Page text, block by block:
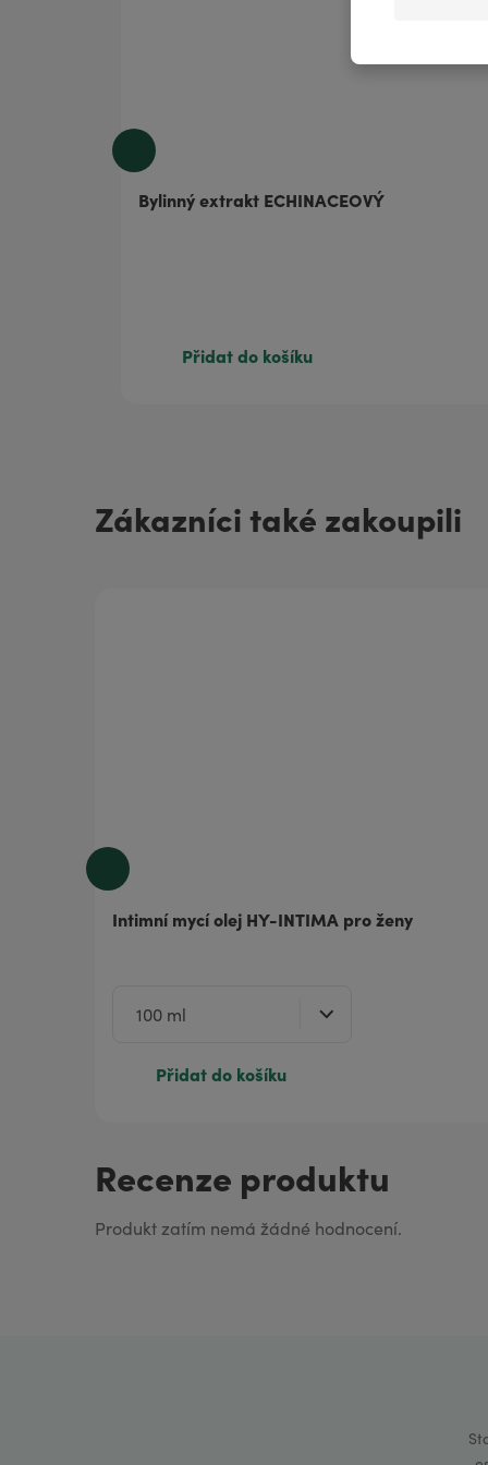
Bylinný extrakt ECHINACEOVÝ
Přidat do košíku
Zákazníci také zakoupili
Intimní mycí olej HY-INTIMA pro ženy
Přidat do košíku
Recenze produktu
Produkt zatím nemá žádné hodnocení.